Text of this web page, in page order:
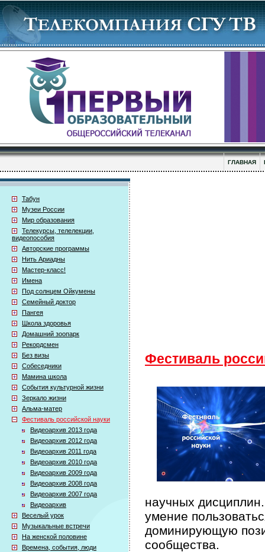
ГЛАВНАЯ
Табун
Музеи России
Мир образования
Телекурсы, телелекции,
видеопособия
Авторские программы
Нить Ариадны
Мастер-класс!
Имена
Под солнцем Ойкумены
Семейный доктор
Пангея
Школа здоровья
Домашний зоопарк
Рекордсмен
Без визы
Собеседники
Мамина школа
События культурной жизни
Зеркало жизни
Альма-матер
Фестиваль российской науки
Видеоархив 2013 года
Видеоархив 2012 года
Видеоархив 2011 года
Видеоархив 2010 года
Видеоархив 2009 года
Видеоархив 2008 года
Видеоархив 2007 года
Видеоархив
Веселый урок
Музыкальные встречи
На женской половине
Времена, события, люди
Фестиваль
научных
умение
доминирующую
сообщества.